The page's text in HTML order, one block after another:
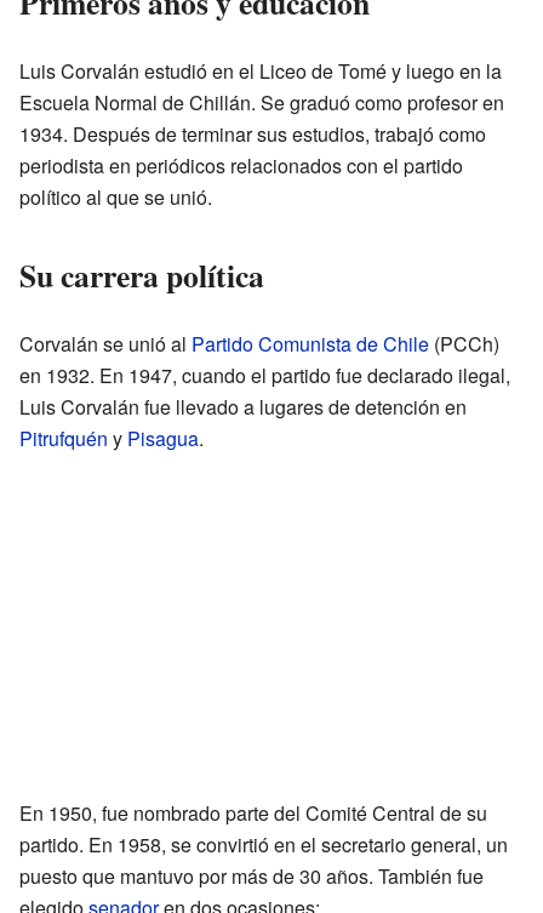
Luis Corvalán estudió en el Liceo de Tomé y luego en la
Escuela Normal de Chillán. Se graduó como profesor en
1934. Después de terminar sus estudios, trabajó como
periodista en periódicos relacionados con el partido
político al que se unió.
Su carrera política
Corvalán se unió al Partido Comunista de Chile (PCCh)
en 1932. En 1947, cuando el partido fue declarado ilegal,
Luis Corvalán fue llevado a lugares de detención en
Pitrufquén y Pisagua.
En 1950, fue nombrado parte del Comité Central de su
partido. En 1958, se convirtió en el secretario general, un
puesto que mantuvo por más de 30 años. También fue